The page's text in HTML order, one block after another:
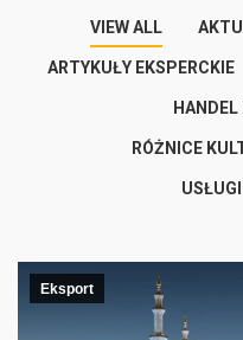
VIEW ALL
ARTYKUŁY EKSPERCKIE
RÓŻNICE
Eksport